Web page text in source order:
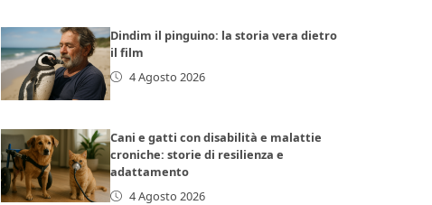
Dindim il pinguino: la storia vera dietro
il film
4 Agosto 2026
Cani e gatti con disabilità e malattie
croniche: storie di resilienza e
adattamento
4 Agosto 2026